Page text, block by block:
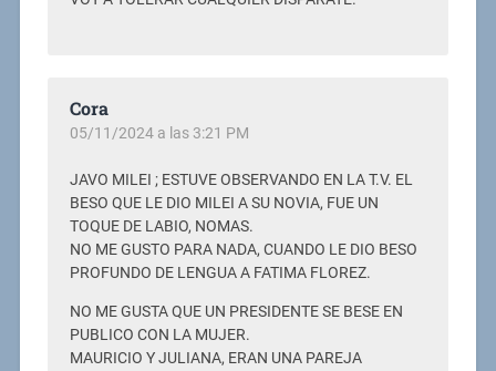
Cora
05/11/2024 a las 3:21 PM
JAVO MILEI ; ESTUVE OBSERVANDO EN LA T.V. EL
BESO QUE LE DIO MILEI A SU NOVIA, FUE UN
TOQUE DE LABIO, NOMAS.
NO ME GUSTO PARA NADA, CUANDO LE DIO BESO
PROFUNDO DE LENGUA A FATIMA FLOREZ.
NO ME GUSTA QUE UN PRESIDENTE SE BESE EN
PUBLICO CON LA MUJER.
MAURICIO Y JULIANA, ERAN UNA PAREJA